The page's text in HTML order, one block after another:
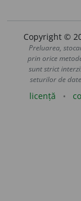
Copyright ©
Preluarea,
prin orice
sunt strict
seturilor de
licență